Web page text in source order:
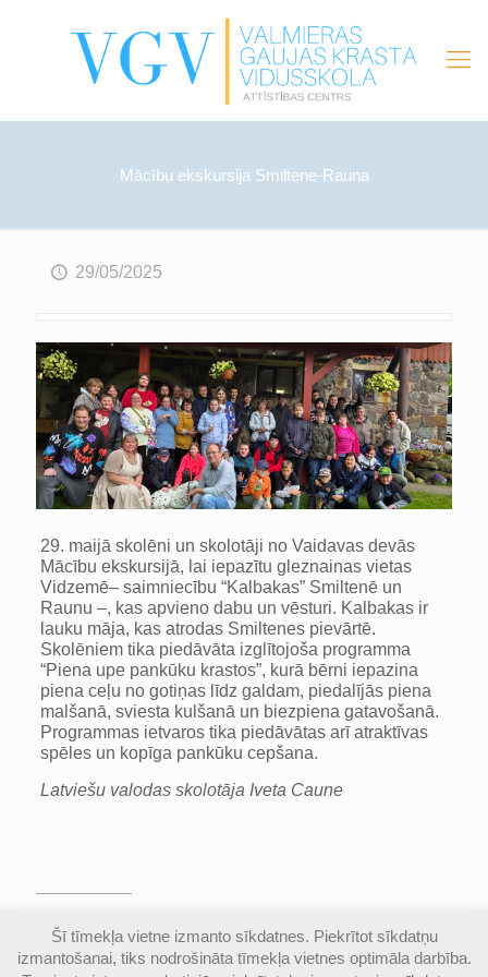
Mācību ekskursija Smiltene-Rauna
29/05/2025
29. maijā skolēni un skolotāji no Vaidavas devās
Mācību ekskursijā, lai iepazītu gleznainas vietas
Vidzemē– saimniecību “Kalbakas” Smiltenē un
Raunu –, kas apvieno dabu un vēsturi. Kalbakas ir
lauku māja, kas atrodas Smiltenes pievārtē.
Skolēniem tika piedāvāta izglītojoša programma
“Piena upe pankūku krastos”, kurā bērni iepazina
piena ceļu no gotiņas līdz galdam, piedalījās piena
malšanā, sviesta kulšanā un biezpiena gatavošanā.
Programmas ietvaros tika piedāvātas arī atraktīvas
spēles un kopīga pankūku cepšana.
Latviešu valodas skolotāja Iveta Caune
© Valmieras Gaujas krasta vidusskola | Visas
autortiesības aizsargātas |Piekļūstamības
paziņojums
Šī tīmekļa vietne izmanto sīkdatnes. Piekrītot sīkdatņu
izmantošanai, tiks nodrošināta tīmekļa vietnes optimāla darbība.